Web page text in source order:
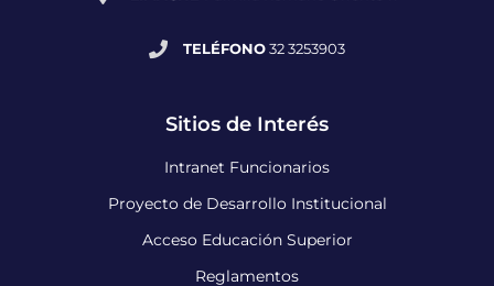
TELÉFONO32 3253903
Sitios de Interés
Intranet Funcionarios
Proyecto de Desarrollo Institucional
Acceso Educación Superior
Reglamentos